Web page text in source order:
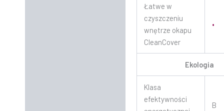
Łatwe w
czyszczeniu
wnętrze okapu
CleanCover
•
Ekologia
Klasa
efektywności
B